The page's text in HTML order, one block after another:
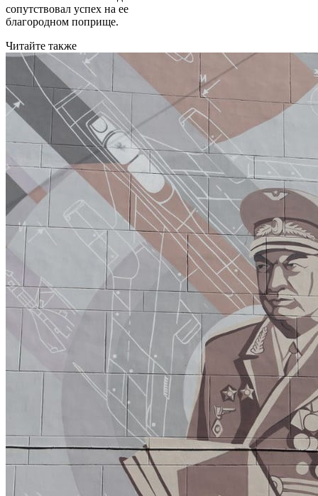
сопутствовал успех на ее
благородном поприще.
Читайте также